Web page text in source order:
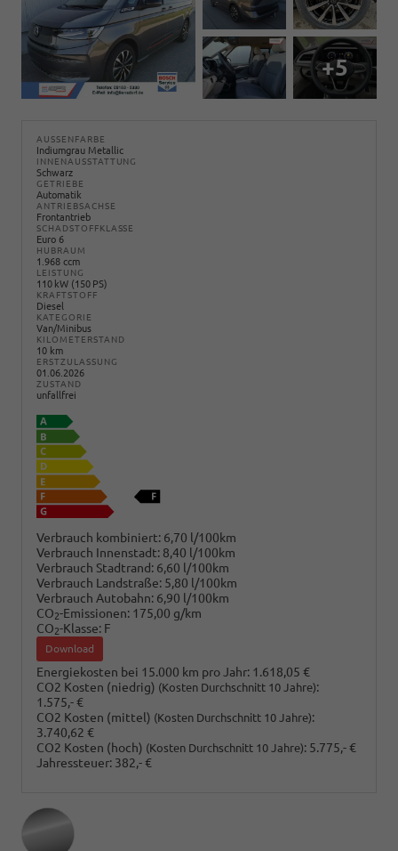
+5
AUSSENFARBE
Indiumgrau Metallic
INNENAUSSTATTUNG
Schwarz
GETRIEBE
Automatik
ANTRIEBSACHSE
Frontantrieb
SCHADSTOFFKLASSE
Euro 6
HUBRAUM
1.968 ccm
LEISTUNG
110 kW (150 PS)
KRAFTSTOFF
Diesel
KATEGORIE
Van/Minibus
KILOMETERSTAND
10 km
ERSTZULASSUNG
01.06.2026
ZUSTAND
unfallfrei
Verbrauch kombiniert: 6,70 l/100km
Verbrauch Innenstadt: 8,40 l/100km
Verbrauch Stadtrand: 6,60 l/100km
Verbrauch Landstraße: 5,80 l/100km
Verbrauch Autobahn: 6,90 l/100km
CO2-Emissionen: 175,00 g/km
CO2-Klasse: F
Download
Energiekosten bei 15.000 km pro Jahr: 1.618,05 €
CO2 Kosten (niedrig) (Kosten Durchschnitt 10 Jahre):
1.575,- €
CO2 Kosten (mittel) (Kosten Durchschnitt 10 Jahre):
3.740,62 €
CO2 Kosten (hoch) (Kosten Durchschnitt 10 Jahre): 5.775,- €
Jahressteuer: 382,- €